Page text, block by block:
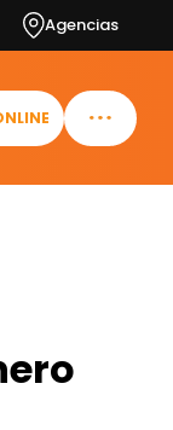
Agencias